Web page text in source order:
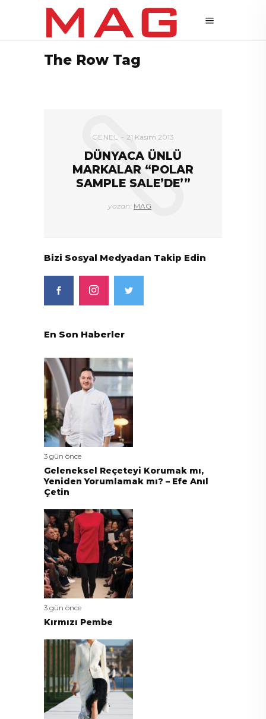
The Row Tag
GENEL 21 Kasım 2013
DÜNYACA ÜNLÜ
MARKALAR “POLAR
SAMPLE SALE’DE’”
yazan: MAG
Bizi Sosyal Medyadan Takip Edin
En Son Haberler
3 gün önce
Geleneksel Reçeteyi Korumak mı,
Yeniden Yorumlamak mı? – Efe Anıl
Çetin
3 gün önce
Kırmızı Pembe